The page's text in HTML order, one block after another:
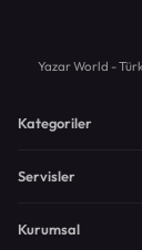
Yazar World -
Kategoriler
Servisler
Kurumsal